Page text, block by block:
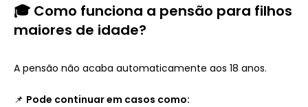
🎓 Como funciona a pensão para filhos
maiores de idade?
A pensão não acaba automaticamente aos 18 anos.
📌 Pode continuar em casos como: